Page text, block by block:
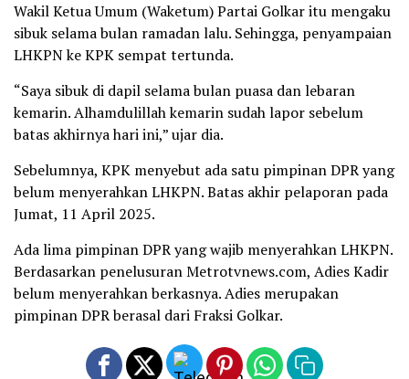
Wakil Ketua Umum (Waketum) Partai Golkar itu mengaku
sibuk selama bulan ramadan lalu. Sehingga, penyampaian
LHKPN ke KPK sempat tertunda.
“Saya sibuk di dapil selama bulan puasa dan lebaran
kemarin. Alhamdulillah kemarin sudah lapor sebelum
batas akhirnya hari ini,” ujar dia.
Sebelumnya, KPK menyebut ada satu pimpinan DPR yang
belum menyerahkan LHKPN. Batas akhir pelaporan pada
Jumat, 11 April 2025.
Ada lima pimpinan DPR yang wajib menyerahkan LHKPN.
Berdasarkan penelusuran Metrotvnews.com, Adies Kadir
belum menyerahkan berkasnya. Adies merupakan
pimpinan DPR berasal dari Fraksi Golkar.